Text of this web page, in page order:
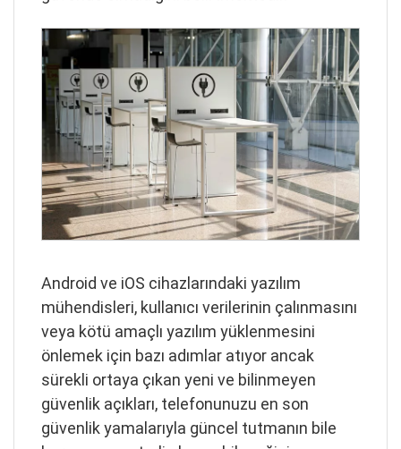
Android ve iOS cihazlarındaki yazılım
mühendisleri, kullanıcı verilerinin çalınmasını
veya kötü amaçlı yazılım yüklenmesini
önlemek için bazı adımlar atıyor ancak
sürekli ortaya çıkan yeni ve bilinmeyen
güvenlik açıkları, telefonunuzu en son
güvenlik yamalarıyla güncel tutmanın bile